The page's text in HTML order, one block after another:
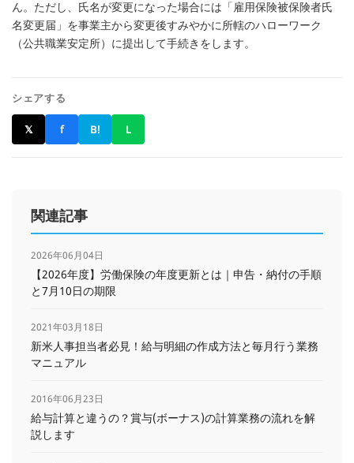
ん。ただし、氏名が変更になった場合には「雇用保険被保険者氏
名変更届」を事業主から変更後すみやかに所轄のハローワーク
（公共職業安定所）に提出して手続きをします。
シェアする
𝕏 f B! L
関連記事
2026年06月04日
【2026年度】労働保険の年度更新とは｜申告・納付の手順
と7月10日の期限
2021年03月18日
新米人事担当者必見！給与明細の作成方法と毎月行う業務
マニュアル
2016年06月23日
給与計算と違うの？賞与(ボーナス)の計算業務の流れを解
説します